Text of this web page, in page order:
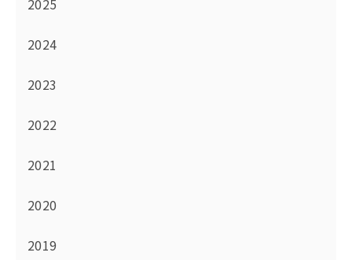
2025
2024
2023
2022
2021
2020
2019